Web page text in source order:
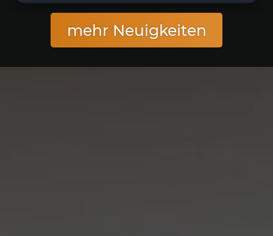
mehr Neuigkeiten